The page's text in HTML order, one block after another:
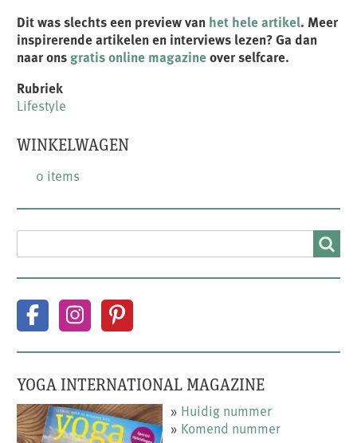
Dit was slechts een preview van het hele artikel. Meer
inspirerende artikelen en interviews lezen? Ga dan
naar ons gratis online magazineover selfcare.
Rubriek
Lifestyle
WINKELWAGEN
0 items
YOGA INTERNATIONAL MAGAZINE
» Huidig nummer
» Komend nummer